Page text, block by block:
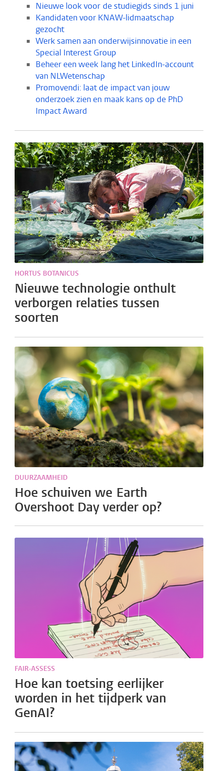
Nieuwe look voor de studiegids sinds 1 juni
Kandidaten voor KNAW-lidmaatschap
gezocht
Werk samen aan onderwijsinnovatie in een
Special Interest Group
Beheer een week lang het LinkedIn-account
van NLWetenschap
Promovendi: laat de impact van jouw
onderzoek zien en maak kans op de PhD
Impact Award
HORTUS BOTANICUS
Nieuwe technologie onthult
verborgen relaties tussen
soorten
DUURZAAMHEID
Hoe schuiven we Earth
Overshoot Day verder op?
FAIR-ASSESS
Hoe kan toetsing eerlijker
worden in het tijdperk van
GenAI?